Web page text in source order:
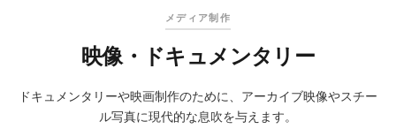
メディア制作
映像・ドキュメンタリー
ドキュメンタリーや映画制作のために、アーカイブ映像やスチー
ル写真に現代的な息吹を与えます。